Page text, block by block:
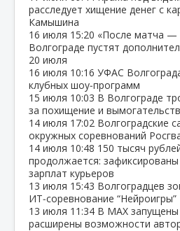
расследует хищение денег с
Камышина
16 июля 15:20 «После матча —
Волгограде пустят
20 июля
16 июля 10:16 УФАС
клубных шоу‑программ
15 июля 10:03 В Волгограде
за похищение и
14 июля 17:02 Волгоградские
окружных соревнований
14 июля 10:48 150 тысяч
продолжается:
зарплат курьеров
13 июля 15:43 Волгоградцев
ИТ‑соревнование “Нейроигры”
13 июля 11:34 В МАХ запущены
расширены возможности